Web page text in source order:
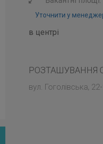
Уточнити у
в центрі
РОЗТАШУВАННЯ
вул. Гоголівська,